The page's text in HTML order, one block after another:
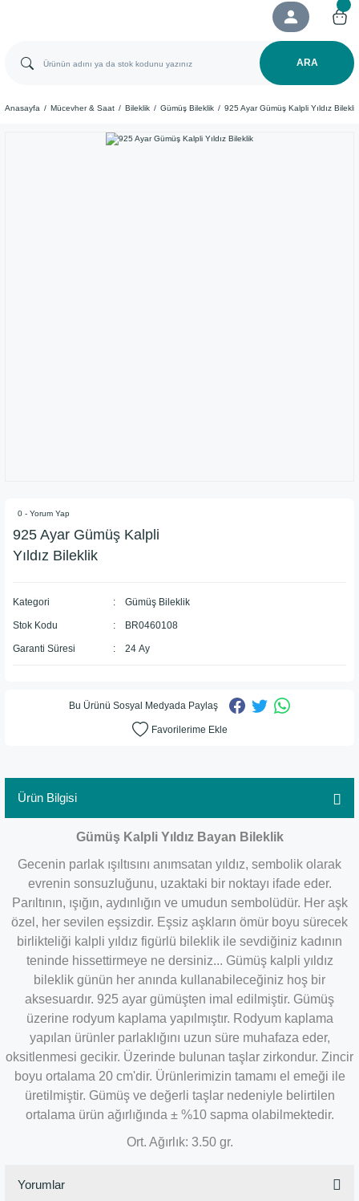
ARA
Anasayfa Mücevher & Saat Bileklik Gümüş Bileklik 925 Ayar Gümüş Kalpli Yıldız Bileklik
0 - Yorum Yap
925 Ayar Gümüş Kalpli
Yıldız Bileklik
Kategori Gümüş Bileklik
Stok Kodu BR0460108
Garanti Süresi 24 Ay
Bu Ürünü Sosyal Medyada Paylaş
Ürün Bilgisi
Gümüş Kalpli Yıldız Bayan Bileklik
Gecenin parlak ışıltısını anımsatan yıldız, sembolik olarak
evrenin sonsuzluğunu, uzaktaki bir noktayı ifade eder.
Parıltının, ışığın, aydınlığın ve umudun sembolüdür. Her aşk
özel, her sevilen eşsizdir. Eşsiz aşkların ömür boyu sürecek
birlikteliği kalpli yıldız figürlü bileklik ile sevdiğiniz kadının
teninde hissettirmeye ne dersiniz... Gümüş kalpli yıldız
bileklik günün her anında kullanabileceğiniz hoş bir
aksesuardır. 925 ayar gümüşten imal edilmiştir. Gümüş
üzerine rodyum kaplama yapılmıştır. Rodyum kaplama
yapılan ürünler parlaklığını uzun süre muhafaza eder,
oksitlenmesi gecikir. Üzerinde bulunan taşlar zirkondur. Zincir
boyu ortalama 20 cm'dir. Ürünlerimizin tamamı el emeği ile
üretilmiştir. Gümüş ve değerli taşlar nedeniyle belirtilen
ortalama ürün ağırlığında ± %10 sapma olabilmektedir.
Ort. Ağırlık: 3.50 gr.
Yorumlar